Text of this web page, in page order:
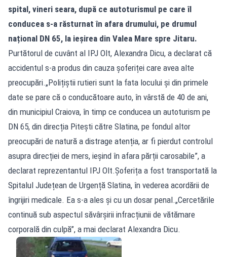
spital, vineri seara, după ce autoturismul pe care îl
conducea s-a răsturnat în afara drumului, pe drumul
național DN 65, la ieșirea din Valea Mare spre Jitaru.
Purtătorul de cuvânt al IPJ Olt, Alexandra Dicu, a declarat că
accidentul s-a produs din cauza șoferiței care avea alte
preocupări.„Polițiștii rutieri sunt la fata locului și din primele
date se pare că o conducătoare auto, în vârstă de 40 de ani,
din municipiul Craiova, în timp ce conducea un autoturism pe
DN 65, din direcția Pitești către Slatina, pe fondul altor
preocupări de natură a distrage atenția, ar fi pierdut controlul
asupra direcției de mers, ieșind în afara părții carosabile”, a
declarat reprezentantul IPJ Olt.Șoferița a fost transportată la
Spitalul Județean de Urgență Slatina, în vederea acordării de
îngrijiri medicale. Ea s-a ales și cu un dosar penal.„Cercetările
continuă sub aspectul săvârșirii infracțiunii de vătămare
corporală din culpă”, a mai declarat Alexandra Dicu.